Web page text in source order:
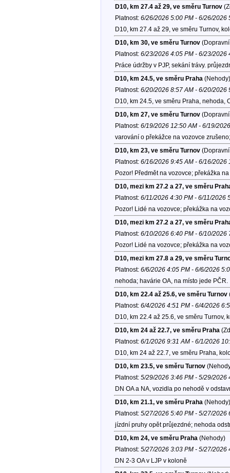
D10, km 27.4 až 29, ve směru Turnov
Platnost: 6/26/2026 5:00 PM - 6/26/2026
D10, km 27.4 až 29, ve směru Turnov,
D10, km 30, ve směru Turnov(Dopravní
Platnost: 6/23/2026 4:05 PM - 6/23/2026
Práce údržby v PJP, sekání trávy.
D10, km 24.5, ve směru Praha (Nehody)
Platnost: 6/20/2026 8:57 AM - 6/20/2026
D10, km 24.5, ve směru Praha, nehoda,
D10, km 27, ve směru Turnov(Dopravní
Platnost: 6/19/2026 12:50 AM - 6/19/
varování o překážce na vozovce
D10, km 23, ve směru Turnov(Dopravní
Platnost: 6/16/2026 9:45 AM - 6/16/2026
Pozor! Předmět na vozovce; překážka
D10, mezi km 27.2 a 27, ve směru
Platnost: 6/11/2026 4:30 PM - 6/11/2026
Pozor! Lidé na vozovce; překážka na
D10, mezi km 27.2 a 27, ve směru
Platnost: 6/10/2026 6:40 PM - 6/10/2026
Pozor! Lidé na vozovce; překážka na
D10, mezi km 27.8 a 29, ve směru
Platnost: 6/6/2026 4:05 PM - 6/6/2026
nehoda; havárie OA, na místo jede PČR.
D10, km 22.4 až 25.6, ve směru Turnov
Platnost: 6/4/2026 4:51 PM - 6/4/2026
D10, km 22.4 až 25.6, ve směru Turnov,
D10, km 24 až 22.7, ve směru Praha
Platnost: 6/1/2026 9:31 AM - 6/1/2026
D10, km 24 až 22.7, ve směru Praha,
D10, km 23.5, ve směru Turnov
Platnost: 5/29/2026 3:46 PM - 5/29/2026
DN OA a NA, vozidla po nehodě v
D10, km 21.1, ve směru Praha (Nehody)
Platnost: 5/27/2026 5:40 PM - 5/27/2026
jízdní pruhy opět průjezdné; nehoda
D10, km 24, ve směru Praha (Nehody)
Platnost: 5/27/2026 3:03 PM - 5/27/2026
DN 2-3 OA v LJP v koloně